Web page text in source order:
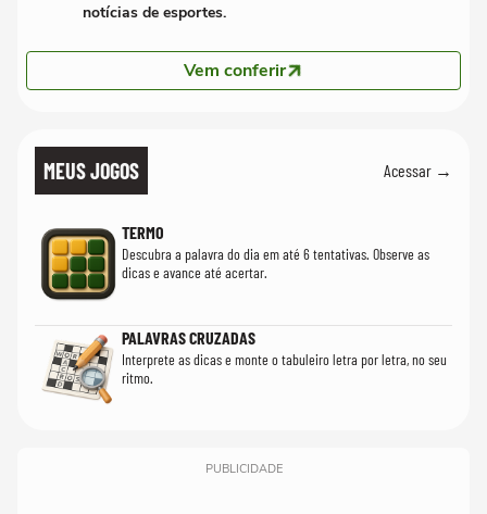
notícias de esportes.
Vem conferir
MEUS JOGOS Acessar →
TERMO
Descubra a palavra do dia em até 6 tentativas. Observe as
dicas e avance até acertar.
PALAVRAS CRUZADAS
Interprete as dicas e monte o tabuleiro letra por letra, no seu
ritmo.
PUBLICIDADE